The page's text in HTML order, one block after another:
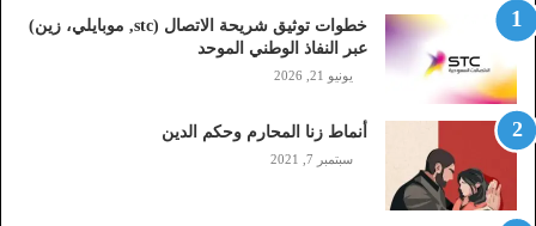
ت
ص
ل
(
s
,
خطوات توثيق شريحة الاتصال (stc, موبايلي، زين)
عبر النفاذ الوطني الموحد
يونيو 21, 2026
أنماط زنا المحارم وحكم الدين
سبتمبر 7, 2021